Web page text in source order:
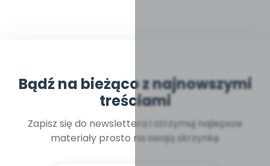
Bądź na bieżąco z najnowszymi
treściami
Zapisz się do newslettera i otrzymuj najlepsze
materiały prosto na swoją skrzynkę